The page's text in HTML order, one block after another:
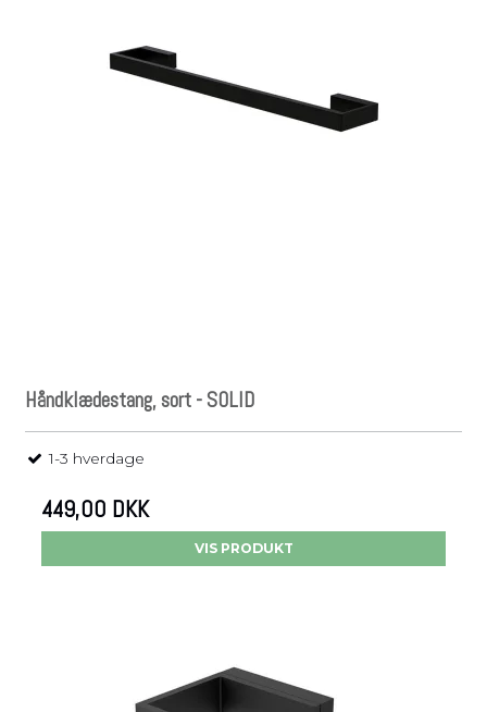
Håndklædestang, sort - SOLID
1-3 hverdage
449,00 DKK
VIS PRODUKT